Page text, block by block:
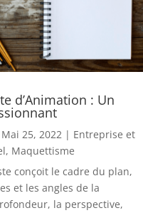
d’Animation : Un
Mai 25, 2022| Entreprise et
, Maquettisme
conçoit le cadre du plan,
et les angles de la
la perspective,